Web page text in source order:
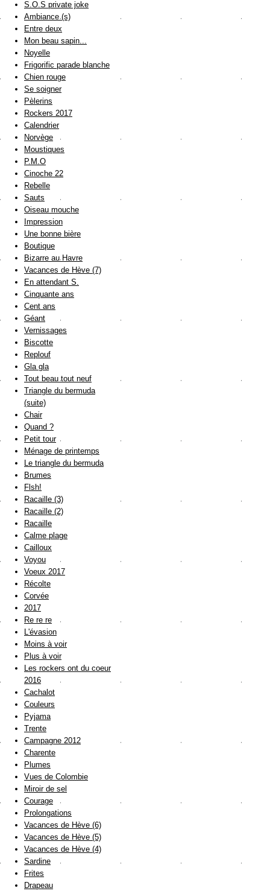
S.O.S private joke
Ambiance (s)
Entre deux
Mon beau sapin...
Noyelle
Frigorific parade blanche
Chien rouge
Se soigner
Pèlerins
Rockers 2017
Calendrier
Norvège
Moustiques
P.M.O
Cinoche 22
Rebelle
Sauts
Oiseau mouche
Impression
Une bonne bière
Boutique
Bizarre au Havre
Vacances de Hève (7)
En attendant S.
Cinquante ans
Cent ans
Géant
Vernissages
Biscotte
Replouf
Gla gla
Tout beau tout neuf
Triangle du bermuda
(suite)
Chair
Quand ?
Petit tour
Ménage de printemps
Le triangle du bermuda
Brumes
Flsh!
Racaille (3)
Racaille (2)
Racaille
Calme plage
Cailloux
Voyou
Voeux 2017
Récolte
Corvée
2017
Re re re
L'évasion
Moins à voir
Plus à voir
Les rockers ont du coeur
2016
Cachalot
Couleurs
Pyjama
Trente
Campagne 2012
Charente
Plumes
Vues de Colombie
Miroir de sel
Courage
Prolongations
Vacances de Hève (6)
Vacances de Hève (5)
Vacances de Hève (4)
Sardine
Frites
Drapeau